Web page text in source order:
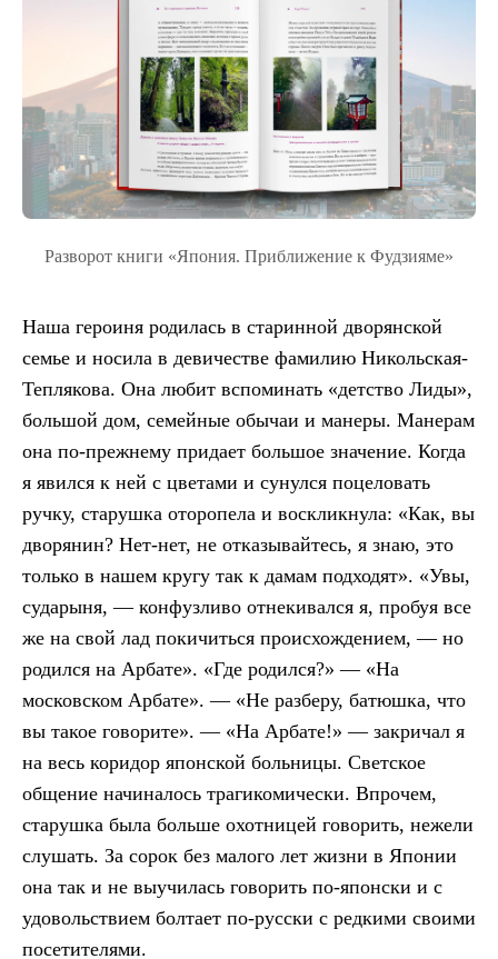
Разворот книги «Япония. Приближение к Фудзияме»
Наша героиня родилась в старинной дворянской
семье и носила в девичестве фамилию Никольская-
Теплякова. Она любит вспоминать «детство Лиды»,
большой дом, семейные обычаи и манеры. Манерам
она по-прежнему придает большое значение. Когда
я явился к ней с цветами и сунулся поцеловать
ручку, старушка оторопела и воскликнула: «Как, вы
дворянин? Нет-нет, не отказывайтесь, я знаю, это
только в нашем кругу так к дамам подходят». «Увы,
сударыня, — конфузливо отнекивался я, пробуя все
же на свой лад покичиться происхождением, — но
родился на Арбате». «Где родился?» — «На
московском Арбате». — «Не разберу, батюшка, что
вы такое говорите». — «На Арбате!» — закричал я
на весь коридор японской больницы. Светское
общение начиналось трагикомически. Впрочем,
старушка была больше охотницей говорить, нежели
слушать. За сорок без малого лет жизни в Японии
она так и не выучилась говорить по-японски и с
удовольствием болтает по-русски с редкими своими
посетителями.